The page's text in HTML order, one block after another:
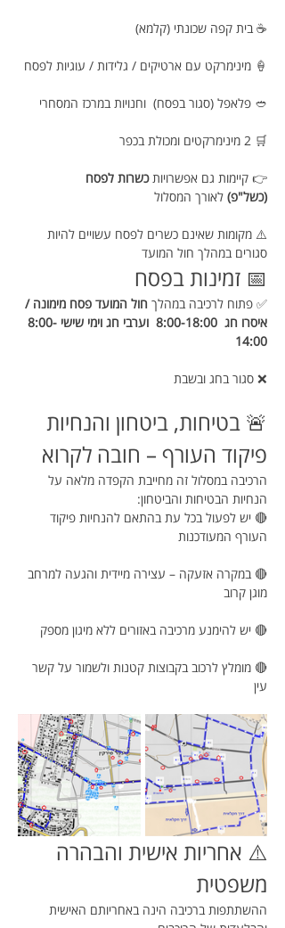
☕ בית קפה שכונתי (קלמא)
🍦 מינימרקט עם ארטיקים / גלידות / עוגיות לפסח
🥙 פלאפל (סגור בפסח)  וחנויות במרכז המסחרי
🛒 2 מינימרקטים ומכולת בכפר
👉 קיימות גם אפשרויות כשרות לפסח
(כשל"פ) לאורך המסלול
⚠️ מקומות שאינם כשרים לפסח עשויים להיות
סגורים במהלך חול המועד
📅 זמינות בפסח
✅ פתוח לרכיבה במהלך חול המועד פסח מימונה /
איסרו חג  8:00-18:00  וערבי חג וימי שישי 8:00-
14:00
❌ סגור בחג ובשבת
🚨 בטיחות, ביטחון והנחיות
פיקוד העורף – חובה לקרוא
הרכיבה במסלול זה מחייבת הקפדה מלאה על
הנחיות הבטיחות והביטחון:
🔴 יש לפעול בכל עת בהתאם להנחיות פיקוד
העורף המעודכנות
🔴 במקרה אזעקה – עצירה מיידית והגעה למרחב
מוגן קרוב
🔴 יש להימנע מרכיבה באזורים ללא מיגון מספק
🔴 מומלץ לרכוב בקבוצות קטנות ולשמור על קשר
עין
⚠️ אחריות אישית והבהרה
משפטית
ההשתתפות ברכיבה הינה באחריותם האישית